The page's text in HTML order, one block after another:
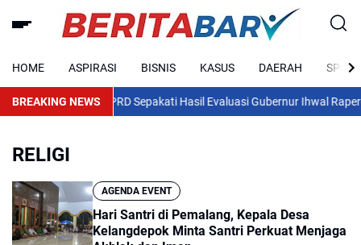
HOME ASPIRASI BISNIS KASUS DAERAH SPORT
BREAKING NEWSDPRD Sepakati Hasil Evaluasi Gubernur Ihwal Raperda
RELIGI
AGENDA EVENT
Hari Santri di Pemalang, Kepala Desa
Kelangdepok Minta Santri Perkuat Menjaga